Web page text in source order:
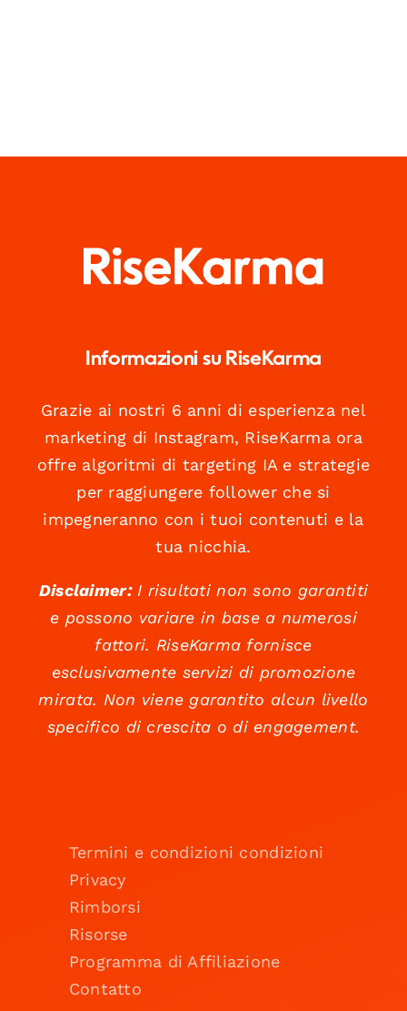
Informazioni su RiseKarma
Grazie ai nostri 6 anni di esperienza nel
marketing di Instagram, RiseKarma ora
offre algoritmi di targeting IA e strategie
per raggiungere follower che si
impegneranno con i tuoi contenuti e la
tua nicchia.
Disclaimer:I risultati non sono garantiti
e possono variare in base a numerosi
fattori. RiseKarma fornisce
esclusivamente servizi di promozione
mirata. Non viene garantito alcun livello
specifico di crescita o di engagement.
Termini e condizioni condizioni
Privacy
Rimborsi
Risorse
Programma di Affiliazione
Contatto